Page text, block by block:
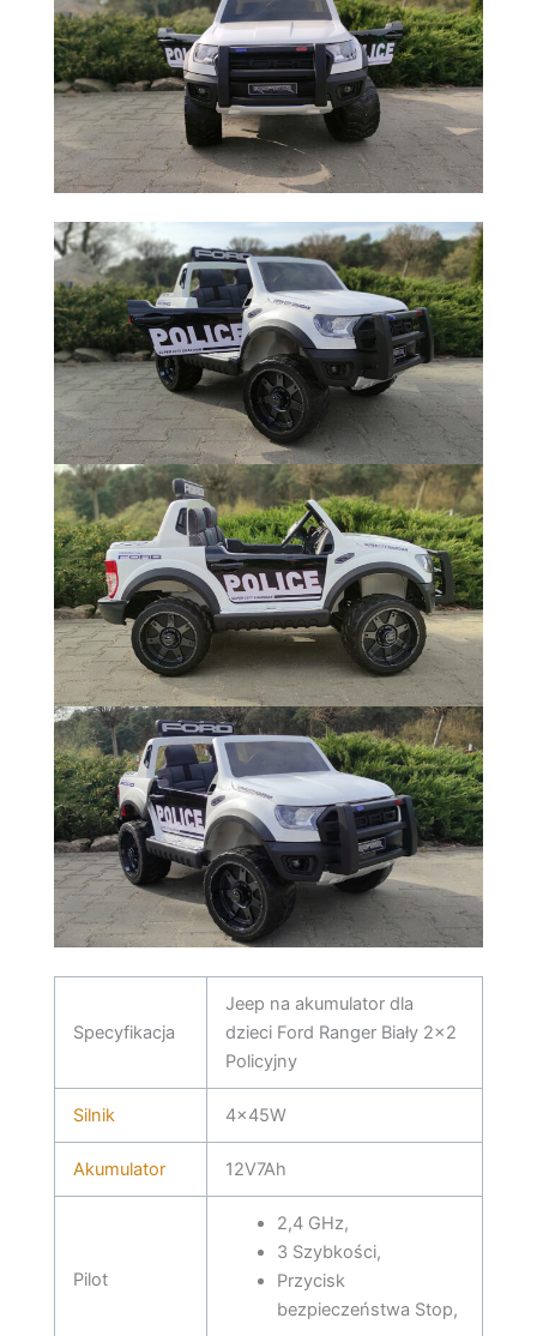
Specyfikacja
Jeep na akumulator dla
dzieci Ford Ranger Biały 2×2
Policyjny
Silnik 4x45W
Akumulator 12V7Ah
Pilot
2,4 GHz,
3 Szybkości,
Przycisk
bezpieczeństwa Stop,